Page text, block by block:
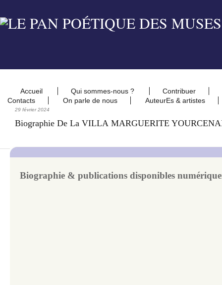
Accueil Qui sommes-nous ?
Contribuer
Contacts
On parle de nous AuteurEs & artistes
29 février 2024
Biographie De La VILLA MARGUERITE
Biographie & publications disponibles